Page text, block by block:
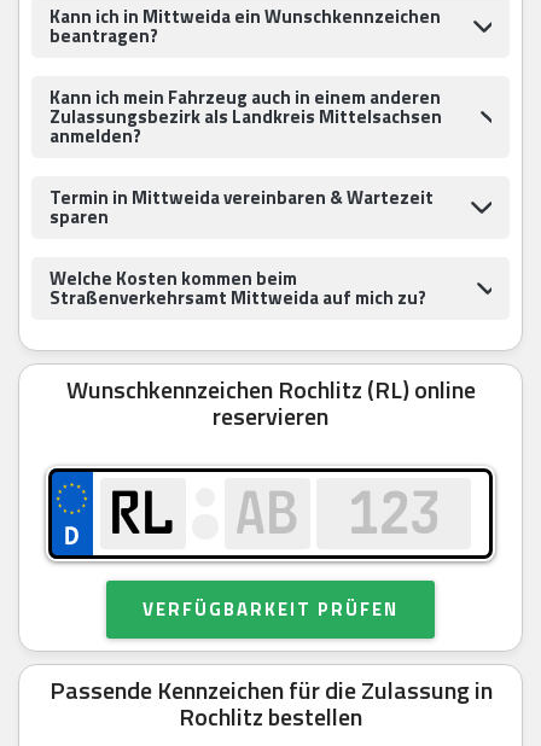
Kann ich in Mittweida ein Wunschkennzeichen
beantragen?
Kann ich mein Fahrzeug auch in einem anderen
Zulassungsbezirk als Landkreis Mittelsachsen
anmelden?
Termin in Mittweida vereinbaren & Wartezeit
sparen
Welche Kosten kommen beim
Straßenverkehrsamt Mittweida auf mich zu?
Wunschkennzeichen Rochlitz (RL) online
reservieren
VERFÜGBARKEIT PRÜFEN
Passende Kennzeichen für die Zulassung in
Rochlitz bestellen